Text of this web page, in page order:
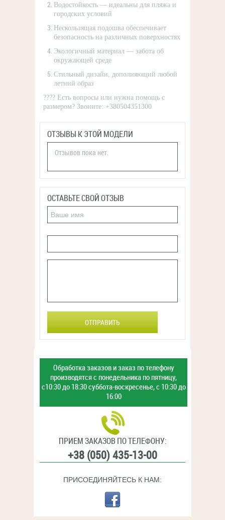
Водостойкость — идеальны для пляжа и
городских условий
Нескользящая подошва обеспечивает
безопасность на различных поверхностях
Экологичный материал — забота об
окружающей среде
Стильный дизайн, дополняющий любой
летний образ
???? Есть вопросы или нужна помощь с
размером? Звоните: +380504351300
ОТЗЫВЫ К ЭТОЙ МОДЕЛИ
Отзывов пока нет.
ОСТАВЬТЕ СВОЙ ОТЗЫВ
ОТПРАВИТЬ
Обработка заказов и заказ по телефону
производятся с понедельника по пятницу,
с10:30 до 18:30суббота-воскресенье,с 10:30 до
16:00
ПРИЕМ ЗАКАЗОВ ПО ТЕЛЕФОНУ:
+38 (050) 435-13-00
ПРИСОЕДИНЯЙТЕСЬ К НАМ: